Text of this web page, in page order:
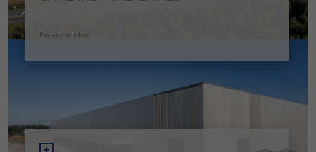
En savoir plus